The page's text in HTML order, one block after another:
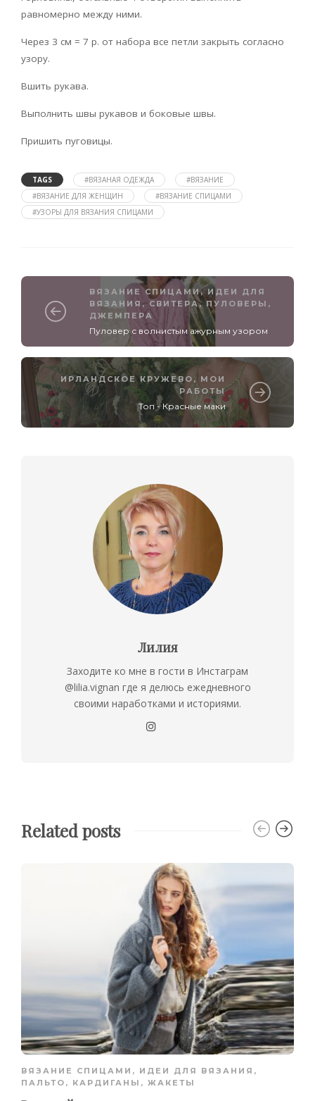
равномерно между ними.
Через 3 см = 7 р. от набора все петли закрыть согласно
узору.
Вшить рукава.
Выполнить швы рукавов и боковые швы.
Пришить пуговицы.
TAGS #ВЯЗАНАЯ ОДЕЖДА
#ВЯЗАНИЕ
#ВЯЗАНИЕ ДЛЯ ЖЕНЩИН
#ВЯЗАНИЕ СПИЦАМИ
#УЗОРЫ ДЛЯ ВЯЗАНИЯ СПИЦАМИ
ВЯЗАНИЕ СПИЦАМИ, ИДЕИ ДЛЯ
ВЯЗАНИЯ , СВИТЕРА, ПУЛОВЕРЫ,
ДЖЕМПЕРА
Пуловер с волнистым ажурным узором
ИРЛАНДСКОЕ КРУЖЕВО , МОИ
РАБОТЫ
Топ - Красные маки
Лилия
Заходите ко мне в гости в Инстаграм
@lilia.vignan где я делюсь ежедневного
своими наработками и историями.
Related posts
ВЯЗАНИЕ СПИЦАМИ , ИДЕИ ДЛЯ ВЯЗАНИЯ ,
ПАЛЬТО, КАРДИГАНЫ, ЖАКЕТЫ